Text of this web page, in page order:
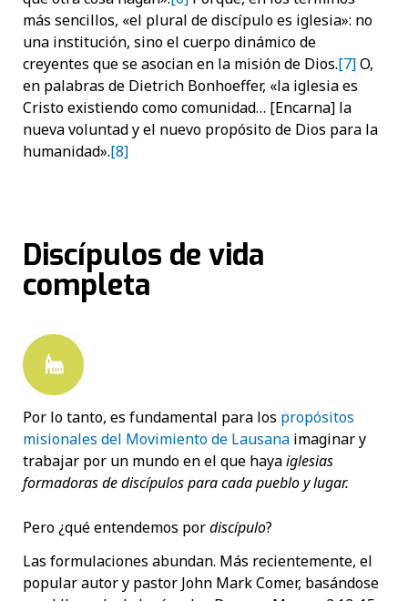
más sencillos, «el plural de discípulo es iglesia»: no
una institución, sino el cuerpo dinámico de
creyentes que se asocian en la misión de Dios.[7]O,
en palabras de Dietrich Bonhoeffer, «la iglesia es
Cristo existiendo como comunidad… [Encarna] la
nueva voluntad y el nuevo propósito de Dios para la
humanidad».[8]
Discípulos de vida
completa
Por lo tanto, es fundamental para los propósitos
misionales del Movimiento de Lausana imaginar y
trabajar por un mundo en el que hayaiglesias
formadoras de discípulos para cada pueblo y lugar.
Pero ¿qué entendemos pordiscípulo?
Las formulaciones abundan. Más recientemente, el
popular autor y pastor John Mark Comer, basándose